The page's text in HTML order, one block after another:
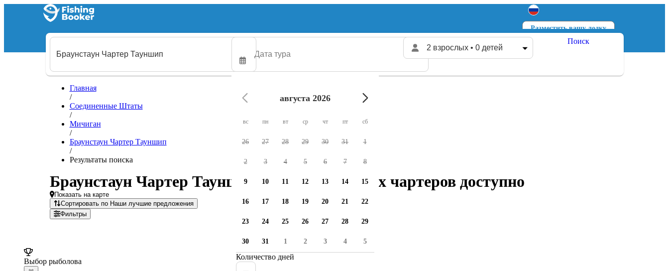
Разместить вашу лодку
Зарегистрироваться
2 взрослых • 0 детей
Поиск
Главная
/
Соединенные Штаты
/
Мичиган
/
Браунстаун Чартер Тауншип
/
Результаты поиска
Браунстаун Чартер Тауншип: 124 рыболовных чартеров доступно
Показать на карте
Сортировать по Наши лучшие предложения
Фильтры
Выбор рыболова
августа 2026
вс пн вт ср чт пт сб
26 27 28 29 30 31 1
2 3 4 5 6 7 8
9 10 11 12 13 14 15
16 17 18 19 20 21 22
23 24 25 26 27 28 29
30 31 1 2 3 4 5
Количество дней